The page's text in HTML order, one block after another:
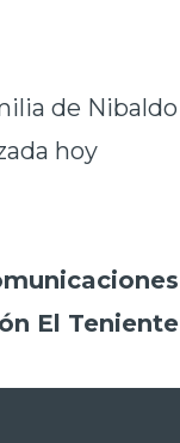
de Nibaldo
hoy
El Teniente